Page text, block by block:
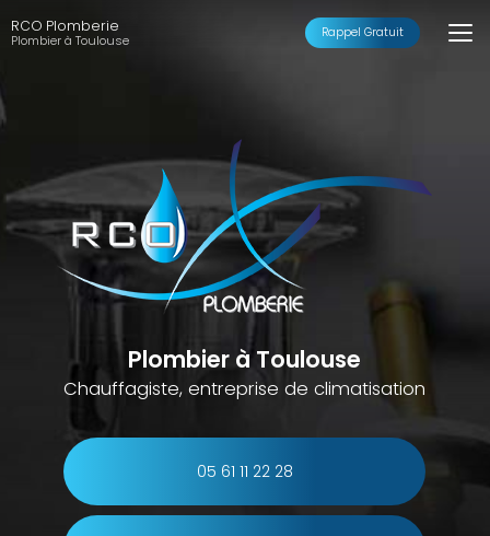
au
contenu
RCO Plomberie
Plombier à Toulouse Rappel Gratuit
Plombier à Toulouse
Chauffagiste, entreprise de climatisation
05 61 11 22 28